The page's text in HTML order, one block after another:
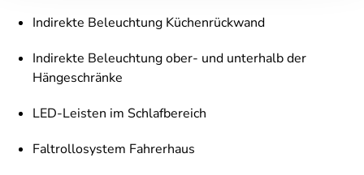
Indirekte Beleuchtung Küchenrückwand
Indirekte Beleuchtung ober- und unterhalb der
Hängeschränke
LED-Leisten im Schlafbereich
Faltrollosystem Fahrerhaus